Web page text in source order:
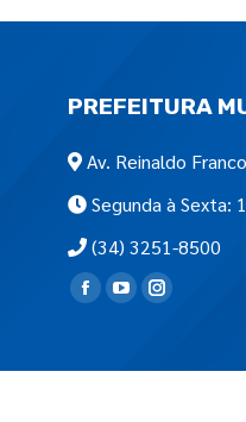
PREFEITURA
Av. Reinaldo
Segunda à Sexta:
(34) 3251-8500
Encontre-nos em: